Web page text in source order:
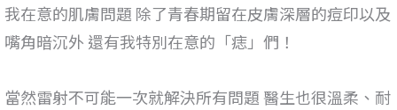
我在意的肌膚問題 除了青春期留在皮膚深層的痘印以及
嘴角暗沉外 還有我特別在意的「痣」們！
當然雷射不可能一次就解決所有問題 醫生也很溫柔、耐